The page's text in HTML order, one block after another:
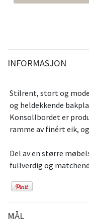
INFORMASJON
Stilrent, stort og
og heldekkende
Konsollbordet er
ramme av finért eik,
Del av en større
fullverdig og
MÅL